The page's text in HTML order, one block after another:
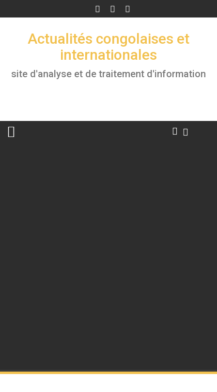
to
Actualités congolaises et
internationales
site d'analyse et de traitement d'information